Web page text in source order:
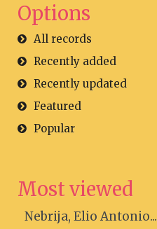
Options
All records
Recently added
Recently updated
Featured
Popular
Most viewed
Nebrija, Elio Antonio...